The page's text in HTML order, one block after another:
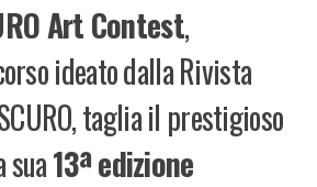
Art Contest,
ideato dalla Rivista
taglia il prestigioso
sua13ª edizione